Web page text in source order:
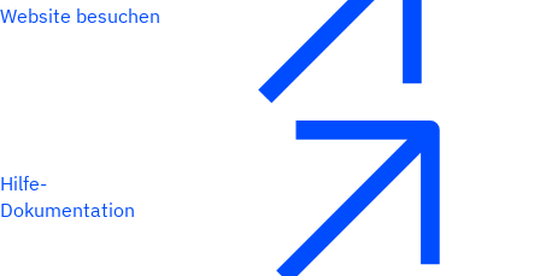
Website besuchen
Hilfe-
Dokumentation